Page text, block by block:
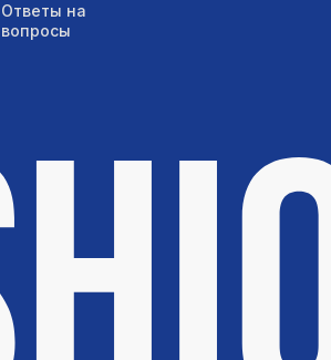
Ответы на
вопросы